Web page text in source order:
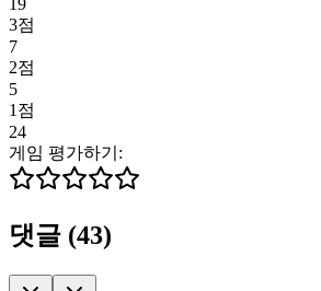
19
3점
7
2점
5
1점
24
게임 평가하기:
댓글 (43)